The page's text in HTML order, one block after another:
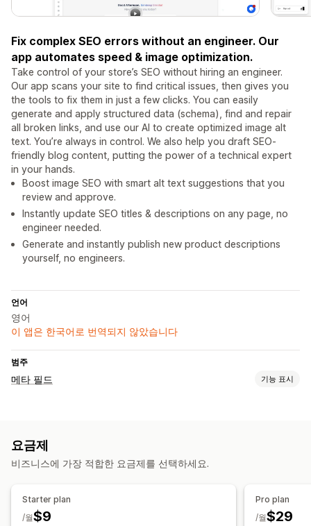
Fix complex SEO errors without an engineer. Our
app automates speed & image optimization.
Take control of your store’s SEO without hiring an engineer.
Our app scans your site to find critical issues, then gives you
the tools to fix them in just a few clicks. You can easily
generate and apply structured data (schema), find and repair
all broken links, and use our AI to create optimized image alt
text. You’re always in control. We also help you draft SEO-
friendly blog content, putting the power of a technical expert
in your hands.
Boost image SEO with smart alt text suggestions that you
review and approve.
Instantly update SEO titles & descriptions on any page, no
engineer needed.
Generate and instantly publish new product descriptions
yourself, no engineers.
언어
영어
이 앱은 한국어로 번역되지 않았습니다
범주
메타 필드 기능 표시
관리 도구
요금제
비즈니스에 가장 적합한 요금제를 선택하세요.
Starter plan
$9
/월
Pro plan
$29
/월